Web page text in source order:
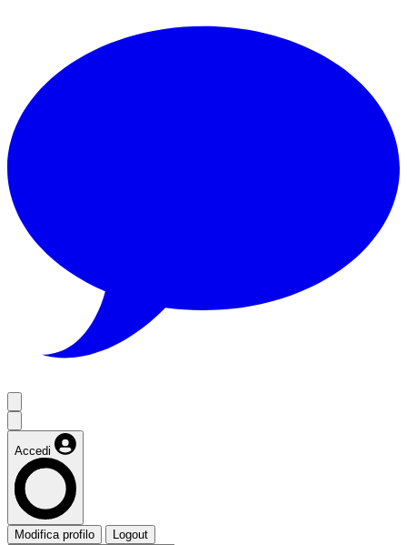
Accedi
Modifica profilo Logout